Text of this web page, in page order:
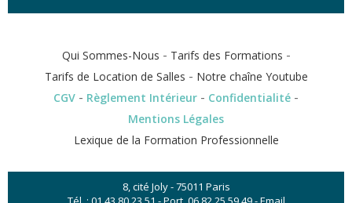
Qui Sommes-Nous - Tarifs des Formations -
Tarifs de Location de Salles - Notre chaîne Youtube
CGV - Règlement Intérieur - Confidentialité -
Mentions Légales
Lexique de la Formation Professionnelle
8, cité Joly - 75011 Paris